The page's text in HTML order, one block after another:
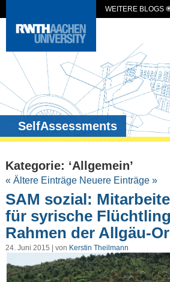
WEITERE BLOGS
SelfAssessments
Kategorie: ‘Allgemein’
« Ältere Einträge Neuere Einträge »
SAM sozial:
für syrische
Rahmen der Allgäu-
24. Juni 2015 | von Kerstin Theilmann